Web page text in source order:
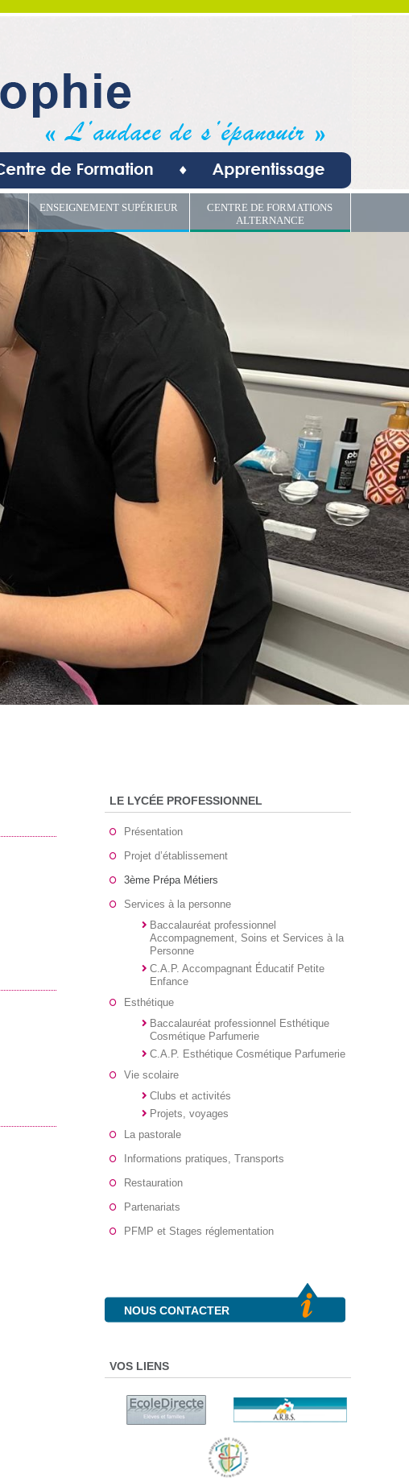
ENSEIGNEMENT SUPÉRIEUR
CENTRE DE FORMATIONS
ALTERNANCE
LE LYCÉE PROFESSIONNEL
Présentation
Projet d’établissement
3ème Prépa Métiers
Services à la personne
Baccalauréat professionnel
Accompagnement, Soins et Services à la
Personne
C.A.P. Accompagnant Éducatif Petite
Enfance
Esthétique
Baccalauréat professionnel Esthétique
Cosmétique Parfumerie
C.A.P. Esthétique Cosmétique Parfumerie
Vie scolaire
Clubs et activités
Projets, voyages
La pastorale
Informations pratiques, Transports
Restauration
Partenariats
PFMP et Stages réglementation
NOUS CONTACTER
VOS LIENS